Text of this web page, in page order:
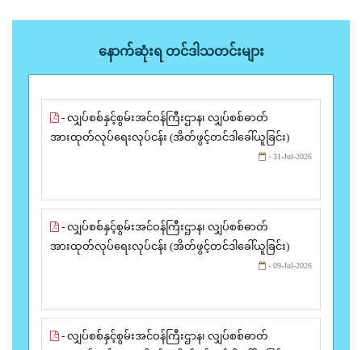
နောက်ဆုံးရ တင်ဒါသတင်းများ
- လျှပ်စစ်နှင့်စွမ်းအင်ဝန်ကြီးဌာန၊ လျှပ်စစ်ဓာတ်
အားထုတ်လုပ်ရေးလုပ်ငန်း (အိတ်ဖွင့်တင်ဒါခေါ်ယူခြင်း)
- 31-Jul-2026
- လျှပ်စစ်နှင့်စွမ်းအင်ဝန်ကြီးဌာန၊ လျှပ်စစ်ဓာတ်
အားထုတ်လုပ်ရေးလုပ်ငန်း (အိတ်ဖွင့်တင်ဒါခေါ်ယူခြင်း)
- 09-Jul-2026
- လျှပ်စစ်နှင့်စွမ်းအင်ဝန်ကြီးဌာန၊ လျှပ်စစ်ဓာတ်